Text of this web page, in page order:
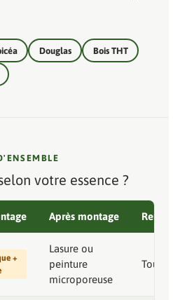
Douglas Bois THT
votre essence ?
Après montage
+
Lasure ou
peinture
microporeuse
Tous